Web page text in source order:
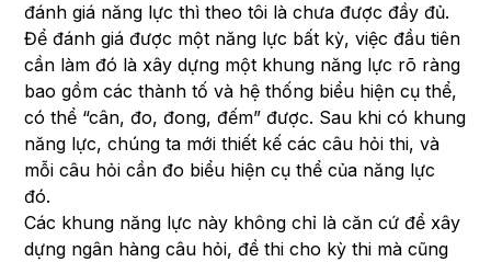
đánh giá năng lực thì theo tôi là chưa được đầy đủ.
Để đánh giá được một năng lực bất kỳ, việc đầu tiên
cần làm đó là xây dựng một khung năng lực rõ ràng
bao gồm các thành tố và hệ thống biểu hiện cụ thể,
có thể “cân, đo, đong, đếm” được. Sau khi có khung
năng lực, chúng ta mới thiết kế các câu hỏi thi, và
mỗi câu hỏi cần đo biểu hiện cụ thể của năng lực
đó.
Các khung năng lực này không chỉ là căn cứ để xây
dựng ngân hàng câu hỏi, đề thi cho kỳ thi mà cũng